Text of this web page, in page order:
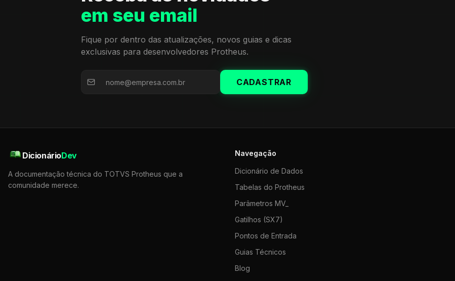
em seu email
Fique por dentro das atualizações, novos guias e dicas
exclusivas para desenvolvedores Protheus.
CADASTRAR
DicionárioDev
A documentação técnica do TOTVS Protheus que a
comunidade merece.
Navegação
Dicionário de Dados
Tabelas do Protheus
Parâmetros MV_
Gatilhos (SX7)
Pontos de Entrada
Guias Técnicos
Blog